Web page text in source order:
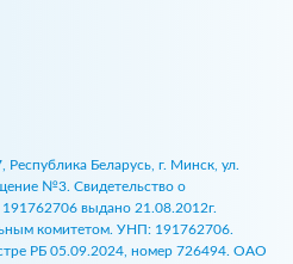
Беларусь, г. Минск, ул.
№3. Свидетельство о
выдано 21.08.2012г.
комитетом. УНП: 191762706.
РБ 05.09.2024, номер 726494. ОАО